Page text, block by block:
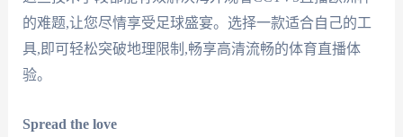
的难题,让您尽情享受足球盛宴。选择一款适合自己的工
具,即可轻松突破地理限制,畅享高清流畅的体育直播体
验。
Spread the love